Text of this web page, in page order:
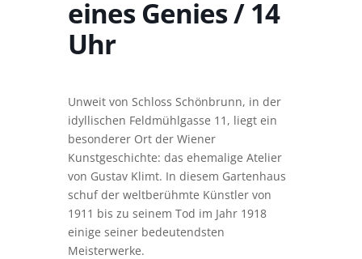
eines Genies / 14
Uhr
Unweit von Schloss Schönbrunn, in der
idyllischen Feldmühlgasse 11, liegt ein
besonderer Ort der Wiener
Kunstgeschichte: das ehemalige Atelier
von Gustav Klimt. In diesem Gartenhaus
schuf der weltberühmte Künstler von
1911 bis zu seinem Tod im Jahr 1918
einige seiner bedeutendsten
Meisterwerke.